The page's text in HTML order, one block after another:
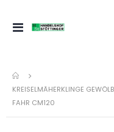
Navigation
KREISELMÄHERKLINGE
FAHR CM120